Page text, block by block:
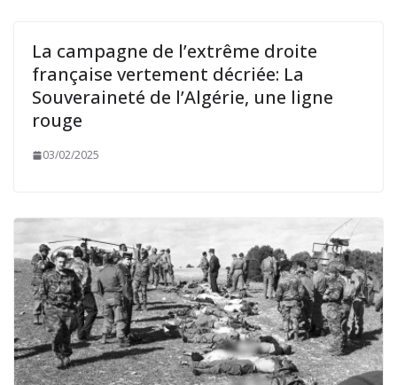
La campagne de l’extrême droite
française vertement décriée: La
Souveraineté de l’Algérie, une ligne
rouge
03/02/2025